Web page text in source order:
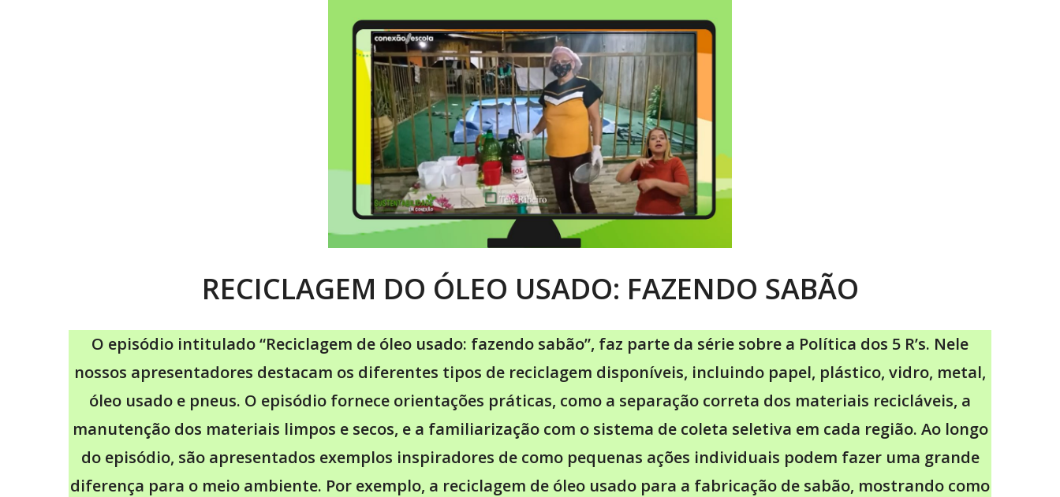
RECICLAGEM DO ÓLEO USADO: FAZENDO SABÃO
O episódio intitulado “Reciclagem de óleo usado: fazendo sabão”, faz parte da série sobre a Política dos 5 R’s. Nele
nossos apresentadores destacam os diferentes tipos de reciclagem disponíveis, incluindo papel, plástico, vidro, metal,
óleo usado e pneus. O episódio fornece orientações práticas, como a separação correta dos materiais recicláveis, a
manutenção dos materiais limpos e secos, e a familiarização com o sistema de coleta seletiva em cada região. Ao longo
do episódio, são apresentados exemplos inspiradores de como pequenas ações individuais podem fazer uma grande
diferença para o meio ambiente. Por exemplo, a reciclagem de óleo usado para a fabricação de sabão, mostrando como